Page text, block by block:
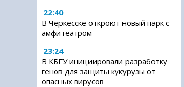
22:40
В Черкесске откроют новый парк с
амфитеатром
23:24
В КБГУ инициировали разработку
генов для защиты кукурузы от
опасных вирусов